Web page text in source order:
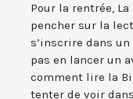
Pour la rentrée,
pencher sur la
s’inscrire dans
pas en lancer un
comment lire la
tenter de voir